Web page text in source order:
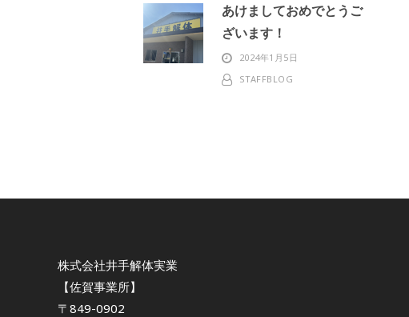
あけましておめでとうご
ざいます！
2024年1月5日
STAFFBLOG
株式会社井手解体実業
【佐賀事業所】
〒849-0902